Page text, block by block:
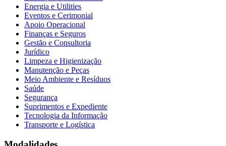
Energia e Utilities
Eventos e Cerimonial
Apoio Operacional
Finanças e Seguros
Gestão e Consultoria
Jurídico
Limpeza e Higienização
Manutenção e Peças
Meio Ambiente e Resíduos
Saúde
Segurança
Suprimentos e Expediente
Tecnologia da Informação
Transporte e Logística